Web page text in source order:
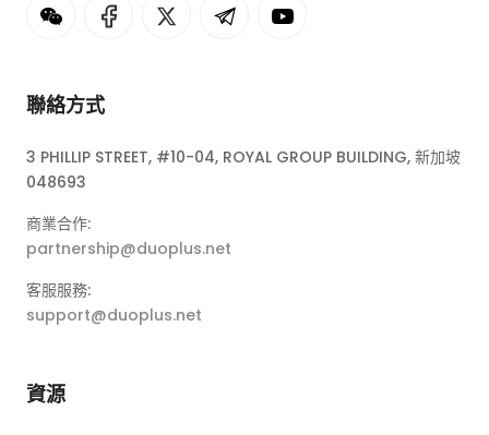
聯絡方式
3 PHILLIP STREET, #10-04, ROYAL GROUP BUILDING, 新加坡
048693
商業合作:
partnership@duoplus.net
客服服務:
support@duoplus.net
資源